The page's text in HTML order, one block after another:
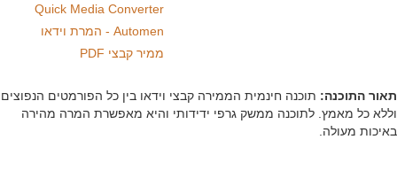
Quick Media Converter
Automen - המרת וידאו
ממיר קבצי PDF
התוכנה:תוכנה חינמית הממירה קבצי וידאו בין כל הפורמטים הנפוצים
כל מאמץ. לתוכנה ממשק גרפי ידידותי והיא מאפשרת המרה מהירה
מעולה.